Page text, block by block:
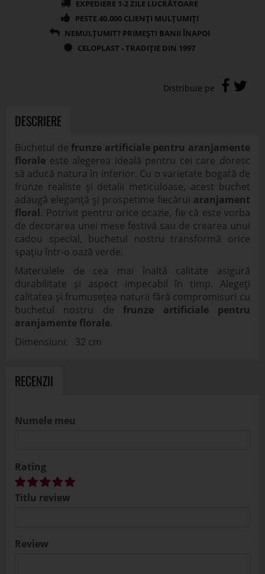
DESCRIERE
Buchetul de frunze artificiale pentru aranjamente
florale este alegerea ideală pentru cei care doresc
să aducă natura în interior. Cu o varietate bogată de
frunze realiste și detalii meticuloase, acest buchet
adaugă eleganță și prospetime fiecărui aranjament
floral. Potrivit pentru orice ocazie, fie că este vorba
de decorarea unei mese festivă sau de crearea unui
cadou special, buchetul nostru transformă orice
spațiu într-o oază verde.
Materialele de cea mai înaltă calitate asigură
durabilitate și aspect impecabil în timp. Alegeți
calitatea și frumusețea naturii fără compromisuri cu
buchetul nostru de frunze artificiale pentru
aranjamente florale.
Dimensiuni: 32 cm
RECENZII
Numele meu
Rating
Titlu review
Review